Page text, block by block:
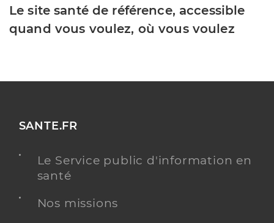
Le site santé de référence, accessible
quand vous voulez, où vous voulez
SANTE.FR
Le Service public d'information en
santé
Nos missions